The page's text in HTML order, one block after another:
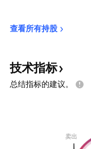
查看所有持股
技术指标
总结指标的建议。
卖出